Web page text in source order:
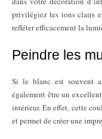
privilégiez les tons clairs
refléter efficacement la
Peindre les
Si le blanc est souvent
également être un
intérieur. En effet, cette
et permet de créer une